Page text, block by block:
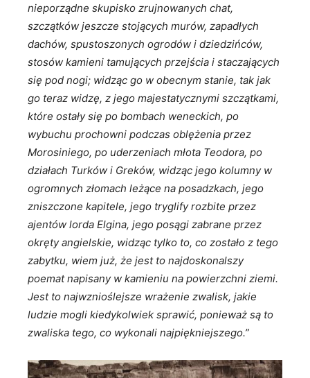
nieporządne skupisko zrujnowanych chat,
szczątków jeszcze stojących murów, zapadłych
dachów, spustoszonych ogrodów i dziedzińców,
stosów kamieni tamujących przejścia i staczających
się pod nogi; widząc go w obecnym stanie, tak jak
go teraz widzę, z jego majestatycznymi szczątkami,
które ostały się po bombach weneckich, po
wybuchu prochowni podczas oblężenia przez
Morosiniego, po uderzeniach młota Teodora, po
działach Turków i Greków, widząc jego kolumny w
ogromnych złomach leżące na posadzkach, jego
zniszczone kapitele, jego tryglify rozbite przez
ajentów lorda Elgina, jego posągi zabrane przez
okręty angielskie, widząc tylko to, co zostało z tego
zabytku, wiem już, że jest to najdoskonalszy
poemat napisany w kamieniu na powierzchni ziemi.
Jest to najwznioślejsze wrażenie zwalisk, jakie
ludzie mogli kiedykolwiek sprawić, ponieważ są to
zwaliska tego, co wykonali najpiękniejszego.”